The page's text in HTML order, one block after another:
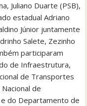
Juliano Duarte (PSB),
estadual Adriano
Júnior juntamente
Salete, Zezinho
participaram
de Infraestrutura,
de Transportes
de
do Departamento de